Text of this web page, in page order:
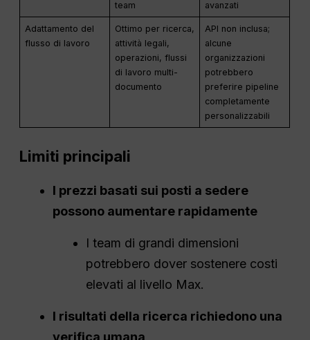
team
avanzati
Adattamento del
flusso di lavoro
Ottimo per ricerca,
attività legali,
operazioni, flussi
di lavoro multi-
documento
API non inclusa;
alcune
organizzazioni
potrebbero
preferire pipeline
completamente
personalizzabili
Limiti principali
I prezzi basati sui posti a sedere
possono aumentare rapidamente
I team di grandi dimensioni
potrebbero dover sostenere costi
elevati al livello Max.
I risultati della ricerca richiedono una
verifica umana